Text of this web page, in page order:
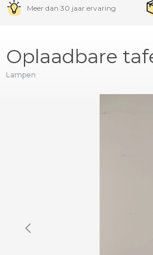
Meer dan 30 jaar ervaring
Oplaadbare
Lampen